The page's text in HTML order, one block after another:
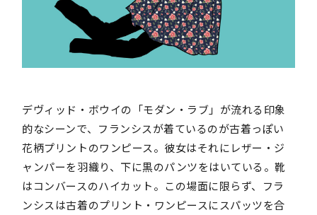
デヴィッド・ボウイの「モダン・ラブ」が流れる印象
的なシーンで、フランシスが着ているのが古着っぽい
花柄プリントのワンピース。彼女はそれにレザー・ジ
ャンパーを羽織り、下に黒のパンツをはいている。靴
はコンバースのハイカット。この場面に限らず、フラ
ンシスは古着のプリント・ワンピースにスパッツを合